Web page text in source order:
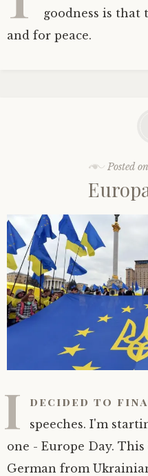
goodness is that
and for peace.
Posted
I decided to
speeches. I'm
one - Europe Day.
German from